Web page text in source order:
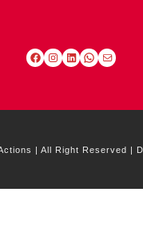
Facebook Instagram LinkedIn WhatsApp Mail
| All Right Reserved |